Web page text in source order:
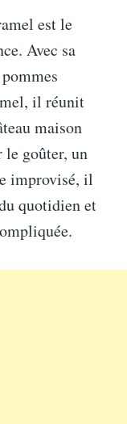
est le
Avec sa
il réunit
maison
le goûter, un
improvisé, il
quotidien et